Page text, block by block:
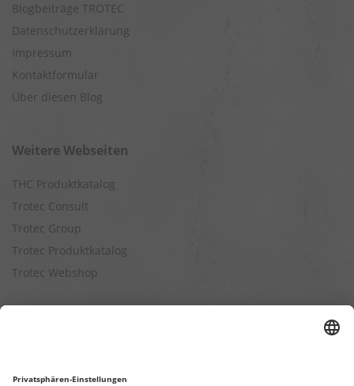
Blogbeiträge TROTEC
Datenschutzerklärung
Impressum
Kontaktformular
Über diesen Blog
Weitere Webseiten
THC Produktkatalog
Trotec Consult
Trotec Group
Trotec Produktkatalog
Trotec Webshop
Entfeuchtungsleistung berechnen